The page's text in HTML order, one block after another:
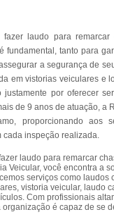
laudo para
fundamental, tanto para
a segurança de
em vistorias veiculares e
justamente por oferecer
de 9 anos de atuação, a
proporcionando aos
cada inspeção realizada.
laudo para remarcar
Veicular, você encontra a
serviços como laudos
vistoria veicular, laudo
Com profissionais
é capaz de se